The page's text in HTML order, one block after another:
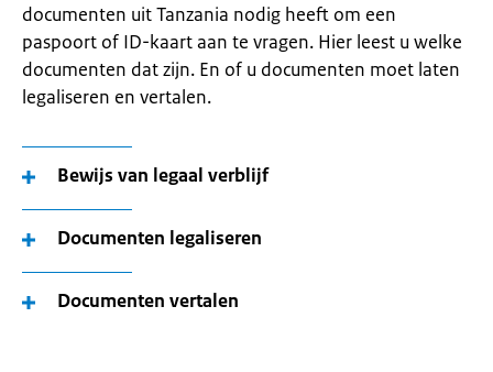
documenten uit Tanzania nodig heeft om een
paspoort of ID-kaart aan te vragen. Hier leest u welke
documenten dat zijn. En of u documenten moet laten
legaliseren en vertalen.
Bewijs van legaal verblijf
Documenten legaliseren
Documenten vertalen